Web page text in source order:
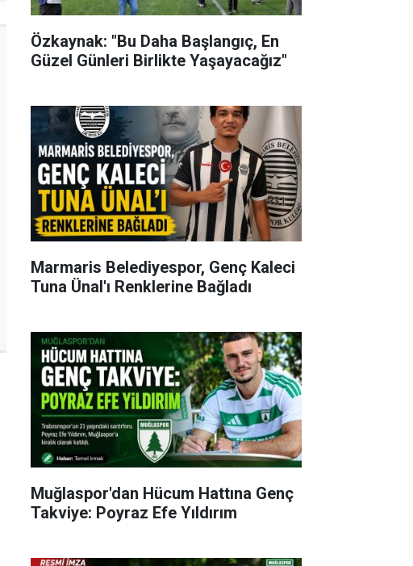
Özkaynak: "Bu Daha Başlangıç, En
Güzel Günleri Birlikte Yaşayacağız"
Marmaris Belediyespor, Genç Kaleci
Tuna Ünal'ı Renklerine Bağladı
Muğlaspor'dan Hücum Hattına Genç
Takviye: Poyraz Efe Yıldırım